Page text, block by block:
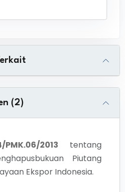
(2)
PMK.06/2013
tentang
Piutang
Ekspor Indonesia.